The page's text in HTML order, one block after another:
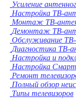
Усиление
Настройка ТВ-
Монтаж ТВ-
Демонтаж ТВ-
Обслуживание
Диагностика ТВ-
Настройка и
Настройка
Ремонт
Полный обзор
Типы телевизоров